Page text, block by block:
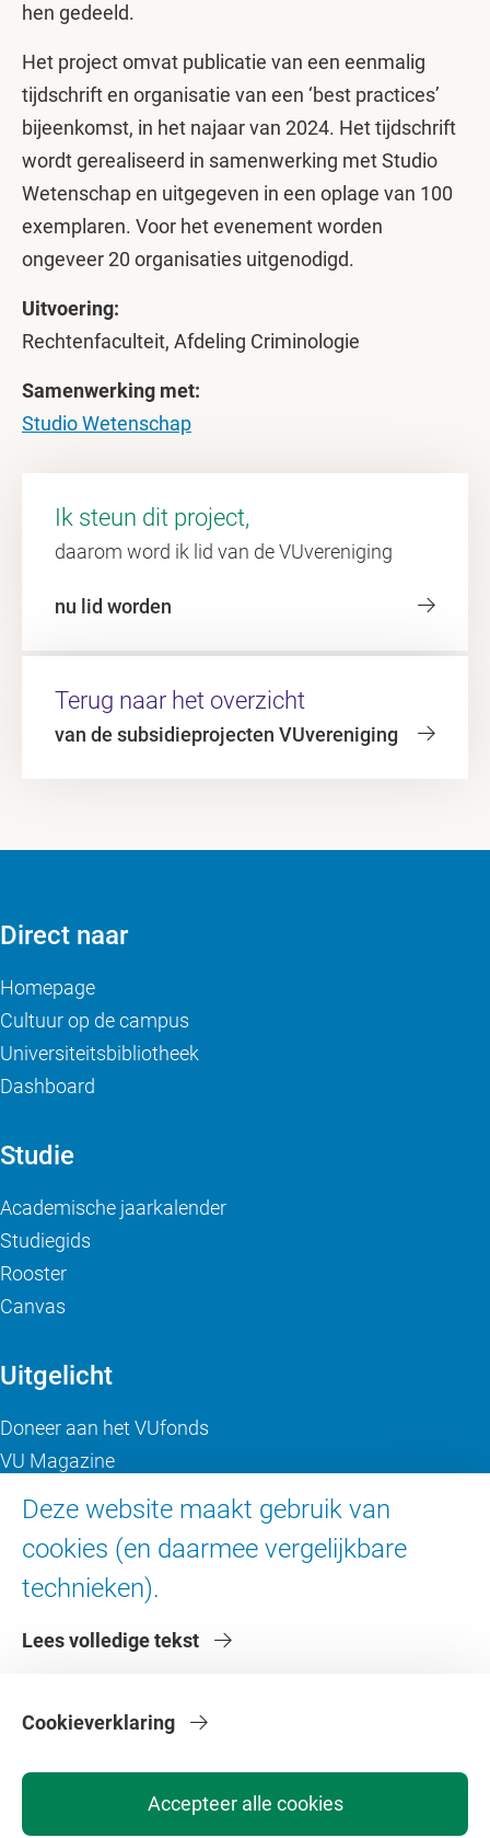
hen gedeeld.
Het project omvat publicatie van een eenmalig
tijdschrift en organisatie van een ‘best practices’
bijeenkomst, in het najaar van 2024. Het tijdschrift
wordt gerealiseerd in samenwerking met Studio
Wetenschap en uitgegeven in een oplage van 100
exemplaren. Voor het evenement worden
ongeveer 20 organisaties uitgenodigd.
Uitvoering:
Rechtenfaculteit, Afdeling Criminologie
Samenwerking met:
Studio Wetenschap
Ik steun dit project,
daarom word ik lid van de VUvereniging
nu lid worden
Terug naar het overzicht
van de subsidieprojecten VUvereniging
Deze website maakt gebruik van
cookies (en daarmee vergelijkbare
technieken).
Lees volledige tekst
Accepteer alle cookies
Cookieverklaring
Direct naar
Homepage
Cultuur op de campus
Universiteitsbibliotheek
Dashboard
Studie
Academische jaarkalender
Studiegids
Rooster
Canvas
Uitgelicht
Doneer aan het VUfonds
VU Magazine
Over de VU
Contact en route
Faculteiten